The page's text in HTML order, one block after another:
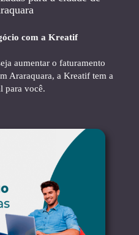
com a Kreatif
aumentar o faturamento
Araraquara, a Kreatif tem a
para você.